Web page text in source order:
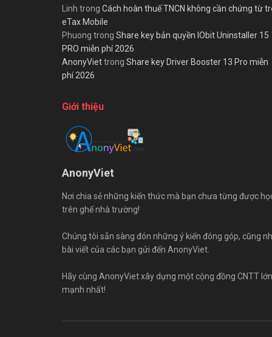
Linh trong Cách hoàn thuế TNCN không cần chứng từ
eTax Mobile
Phuong trong Share key bản quyền IObit Uninstaller 15
PRO miễn phí 2026
AnonyViettrong Share key Driver Booster 13 Pro miễn
phí 2026
Giới thiệu
AnonyViet
Nơi chia sẻ những kiến thức mà bạn chưa từng được
trên ghế nhà trường!
Chúng tôi sẵn sàng đón những ý kiến đóng góp, cũng
bài viết của các bạn gửi đến AnonyViet.
Hãy cùng AnonyViet xây dựng một cộng đồng CNTT lớn
mạnh nhất!